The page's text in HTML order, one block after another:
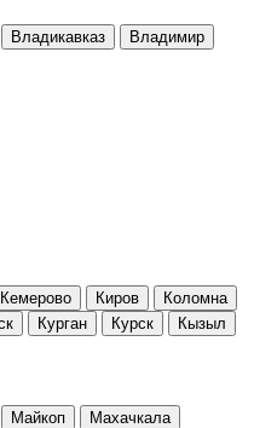
Владикавказ
Владимир
Кемерово Киров
Коломна
Курган Курск Кызыл
Майкоп
Махачкала